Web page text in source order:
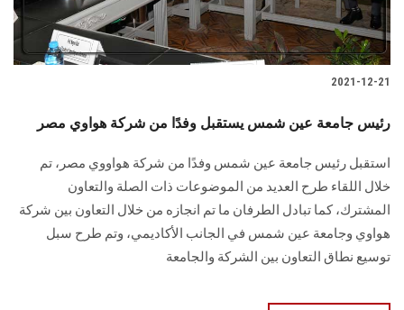
2021-12-21
رئيس جامعة عين شمس يستقبل وفدًا من شركة هواوي مصر
استقبل رئيس جامعة عين شمس وفدًا من شركة هواووي مصر، تم
خلال اللقاء طرح العديد من الموضوعات ذات الصلة والتعاون
المشترك، كما تبادل الطرفان ما تم انجازه من خلال التعاون بين شركة
هواوي وجامعة عين شمس في الجانب الأكاديمي، وتم طرح سبل
توسيع نطاق التعاون بين الشركة والجامعة